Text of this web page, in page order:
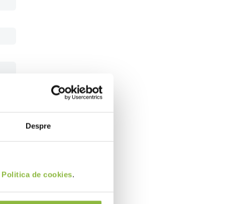
Despre
Politica de cookies.